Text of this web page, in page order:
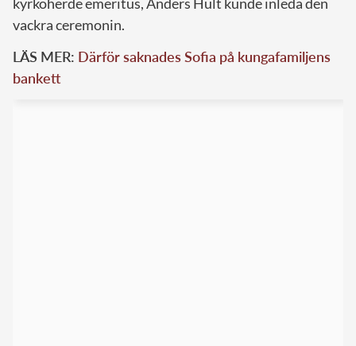
vackra ceremonin.
LÄS MER: Därför saknades Sofia på kungafamiljens
bankett